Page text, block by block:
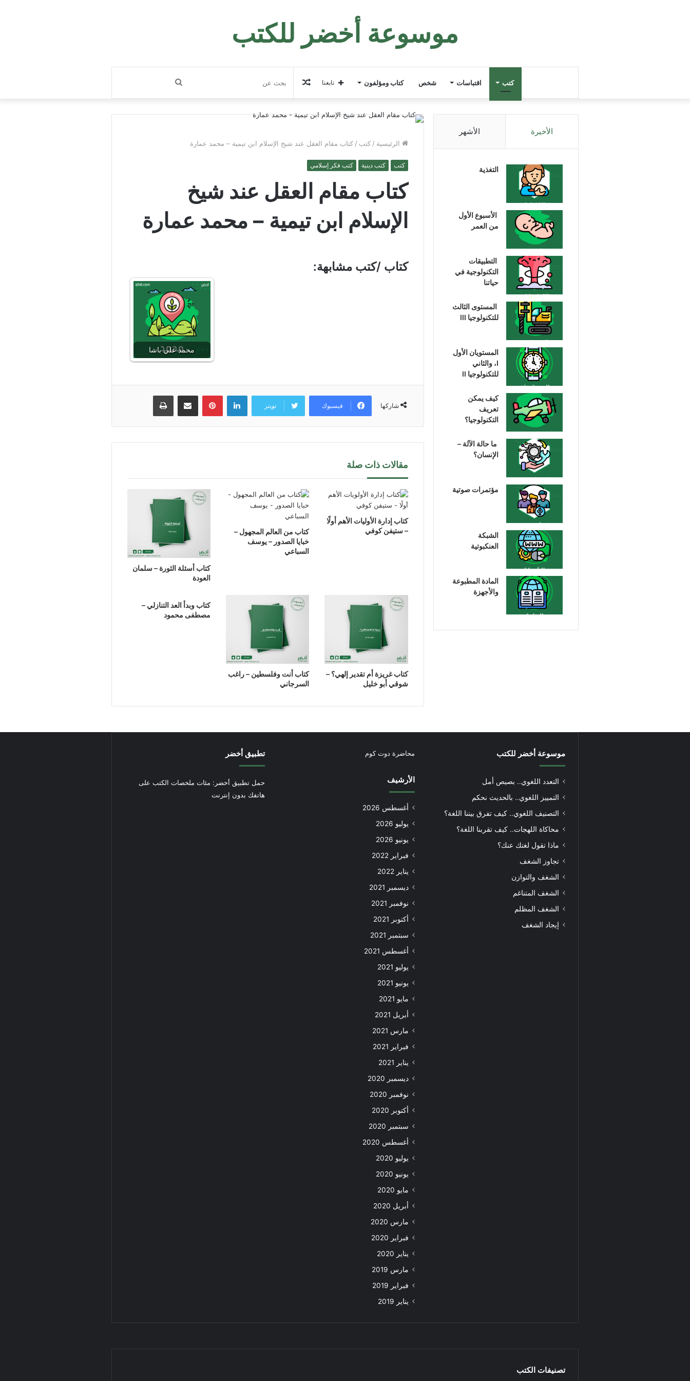
موسوعة أخضر للكتب
كتب اقتباسات شخص كتاب ومؤلفون بحث
عن
مقال
عشوائي
تابعنا
الرئيسية / كتب / كتاب مقام العقل عند شيخ الإسلام ابن تيمية – محمد عمارة
كتب كتب دينية كتب فكر إسلامي
كتاب مقام العقل عند شيخ
الإسلام ابن تيمية – محمد عمارة
كتاب /كتب مشابهة:
محمد علي باشا
شاركها فيسبوك تويتر
لينكدإن بينتيريستمشاركة عبر البريد طباعة
مقالات ذات صلة
كتاب إدارة الأوليات الأهم أولًا
– ستيفن كوفي
كتاب من العالم المجهول –
خبايا الصدور – يوسف
السباعي
كتاب أسئلة الثورة – سلمان
العودة
كتاب غريزة أم تقدير إلهي؟ –
شوقي أبو خليل
كتاب أنت وفلسطين – راغب
السرجاني
كتاب وبدأ العد التنازلي –
مصطفى محمود
الأخيرة الأشهر
التغذية
الأسبوع الأول
من العمر
التطبيقات
التكنولوجية في
حياتنا
المستوى الثالث
للتكنولوجيا III
المستويان الأول
I، والثاني
للتكنولوجيا II
كيف يمكن
تعريف
التكنولوجيا؟
ما حالة الآلة –
الإنسان؟
مؤتمرات صوتية
الشبكة
العنكبوتية
المادة المطبوعة
والأجهزة
موسوعة أخضر للكتب
التعدد اللغوي.. بصيص أمل
التمييز اللغوي.. بالحديث نحكم
التصنيف اللغوي.. كيف تفرق بيننا اللغة؟
محاكاة اللهجات.. كيف تقربنا اللغة؟
ماذا تقول لغتك عنك؟
تجاوز الشغف
الشغف والتوازن
الشغف المتناغم
الشغف المظلم
إيجاد الشغف
محاضرة دوت كوم
الأرشيف
أغسطس 2026
يوليو 2026
يونيو 2026
فبراير 2022
يناير 2022
ديسمبر 2021
نوفمبر 2021
أكتوبر 2021
سبتمبر 2021
أغسطس 2021
يوليو 2021
يونيو 2021
مايو 2021
أبريل 2021
مارس 2021
فبراير 2021
يناير 2021
ديسمبر 2020
نوفمبر 2020
أكتوبر 2020
سبتمبر 2020
أغسطس 2020
يوليو 2020
يونيو 2020
مايو 2020
أبريل 2020
مارس 2020
فبراير 2020
يناير 2020
مارس 2019
فبراير 2019
يناير 2019
تطبيق أخضر
حمل تطبيق أخضر: مئات ملخصات الكتب على
هاتفك بدون إنترنت
تصنيفات الكتب